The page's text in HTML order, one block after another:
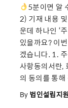
5분이면 알
2) 기재 내용
운데 하나인 ‘
있을까요? 이
겠습니다. 1.
사항동의서란,
의 동의를 통
By 법인설립지